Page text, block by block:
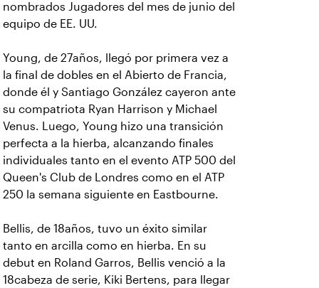
nombrados Jugadores del mes de junio del
equipo de EE. UU.
Young, de 27años, llegó por primera vez a
la final de dobles en el Abierto de Francia,
donde él y Santiago González cayeron ante
su compatriota Ryan Harrison y Michael
Venus. Luego, Young hizo una transición
perfecta a la hierba, alcanzando finales
individuales tanto en el evento ATP 500 del
Queen's Club de Londres como en el ATP
250 la semana siguiente en Eastbourne.
Bellis, de 18años, tuvo un éxito similar
tanto en arcilla como en hierba. En su
debut en Roland Garros, Bellis venció a la
18cabeza de serie, Kiki Bertens, para llegar